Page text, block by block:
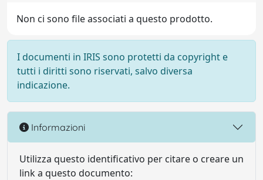
Non ci sono file associati a questo prodotto.
I documenti in IRIS sono protetti da copyright e
tutti i diritti sono riservati, salvo diversa
indicazione.
Informazioni
Utilizza questo identificativo per citare o creare un
link a questo documento: